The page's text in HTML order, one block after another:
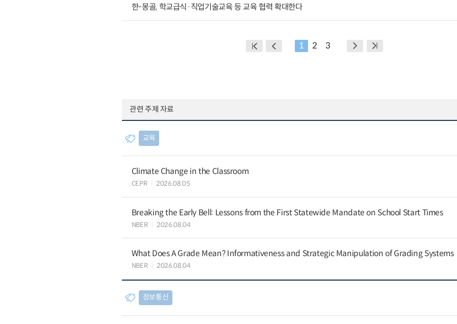
한-몽골, 학교급식·직업기술교육 등 교육 협력 확대한다
1 2 3
관련 주제 자료
교육
Climate Change in the Classroom
CEPR 2026.08.05
Breaking the Early Bell: Lessons from the First Statewide Mandate on School Start Times
NBER 2026.08.04
What Does A Grade Mean? Informativeness and Strategic Manipulation of Grading Systems
NBER 2026.08.04
정보통신